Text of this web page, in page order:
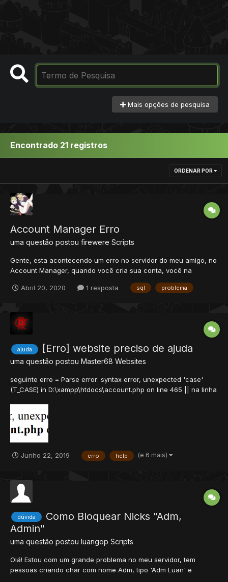
Mais opções de pesquisa
Encontrado 21 registros
ORDENAR POR
Account Manager Erro
uma questão postou firewere Scripts
Gente, esta acontecendo um erro no servidor do meu amigo, no
Account Manager, quando você cria sua conta, você na
exemplo, o account name da sua conta se torna o id da conta,
conta, ou...
Abril 20, 2020 1 resposta sql problema
ajuda [Erro] website preciso de ajuda
uma questão postou Master68 Websites
seguinte erro = Parse error: syntax error, unexpected 'case'
(T_CASE) in D:\xampp\htdocs\account.php on line 465 || na linha
avisa que removo , es...
Junho 22, 2019 erro help (e 6 mais)
dúvida
Como Bloquear Nicks "Adm,
Admin"
uma questão postou luangop Scripts
Olá! Estou com um grande problema no meu servidor, tem
pessoas criando char com nome Adm, tipo 'Adm Luan' e